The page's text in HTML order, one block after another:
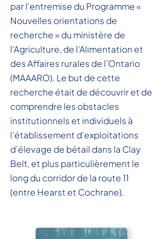
par l’entremise du Programme «
Nouvelles orientations de
recherche » du ministère de
l’Agriculture, de l’Alimentation et
des Affaires rurales de l’Ontario
(MAAARO). Le but de cette
recherche était de découvrir et de
comprendre les obstacles
institutionnels et individuels à
l’établissement d’exploitations
d’élevage de bétail dans la Clay
Belt, et plus particulièrement le
long du corridor de la route 11
(entre Hearst et Cochrane).